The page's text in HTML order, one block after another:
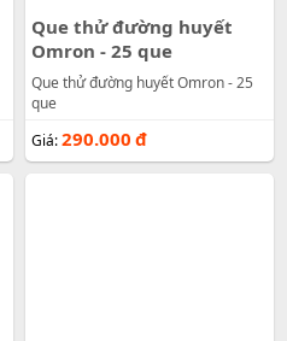
Que thử đường huyết
Omron - 25 que
Que thử đường huyết Omron - 25
que
Giá:290.000 đ